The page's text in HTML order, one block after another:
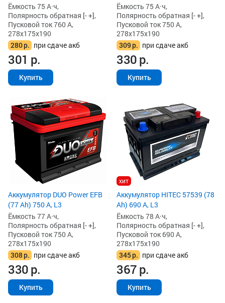
Ёмкость 75 А·ч,
Полярность обратная [- +],
Пусковой ток 760 А,
278x175x190
280р. при сдаче акб
301 р.
Купить
Ёмкость 75 А·ч,
Полярность обратная [- +],
Пусковой ток 750 А,
278x175x190
309р. при сдаче акб
330р.
Купить
Аккумулятор DUO Power EFB
(77 Ah) 750 А, L3
Ёмкость 77 А·ч,
Полярность обратная [- +],
Пусковой ток 750 А,
278x175x190
308р. при сдаче акб
330р.
Купить
хит
Аккумулятор HITEC 57539 (78
Ah) 690 А, L3
Ёмкость 78 А·ч,
Полярность обратная [- +],
Пусковой ток 690 А,
278x175x190
345р. при сдаче акб
367р.
Купить